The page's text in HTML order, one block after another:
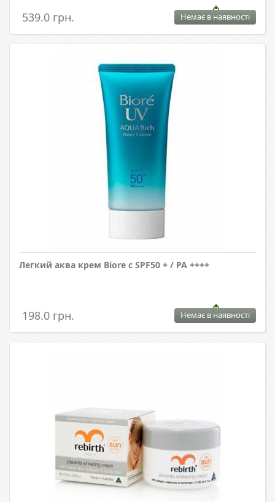
539.0 грн. Немає в наявності
Легкий аква крем Biore с SPF50 + / PA ++++
198.0 грн. Немає в наявності